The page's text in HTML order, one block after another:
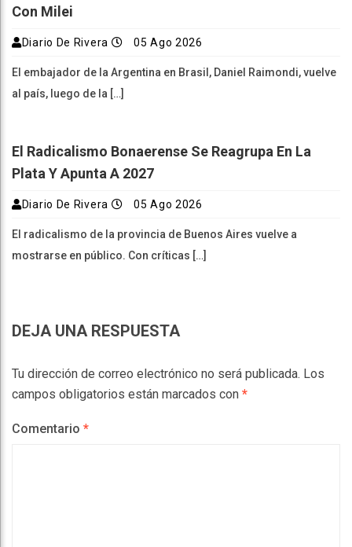
Con Milei
Diario De Rivera 05 Ago 2026
El embajador de la Argentina en Brasil, Daniel Raimondi, vuelve
al país, luego de la […]
El Radicalismo Bonaerense Se Reagrupa En La
Plata Y Apunta A 2027
Diario De Rivera 05 Ago 2026
El radicalismo de la provincia de Buenos Aires vuelve a
mostrarse en público. Con críticas […]
DEJA UNA RESPUESTA
Tu dirección de correo electrónico no será publicada. Los
campos obligatorios están marcados con *
Comentario *